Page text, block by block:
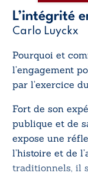
L’intégrité
Carlo Luyckx
Pourquoi et
l’engagement
par l’exercice
Fort de son
publique et de
expose une
l’histoire et de
traditionnels, il